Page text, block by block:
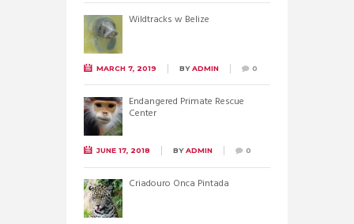
Wildtracks w Belize
MARCH 7, 2019 BYADMIN 0
Endangered Primate Rescue
Center
JUNE 17, 2018 BYADMIN 0
Criadouro Onca Pintada